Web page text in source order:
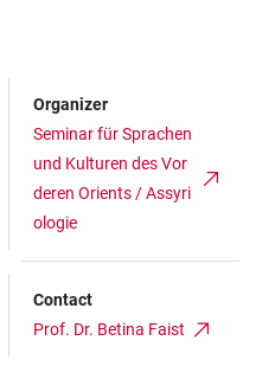
Organizer
Seminar für Sprachen
und Kulturen des Vor
deren Orients / Assyri
ologie
Contact
Prof. Dr. Betina Faist